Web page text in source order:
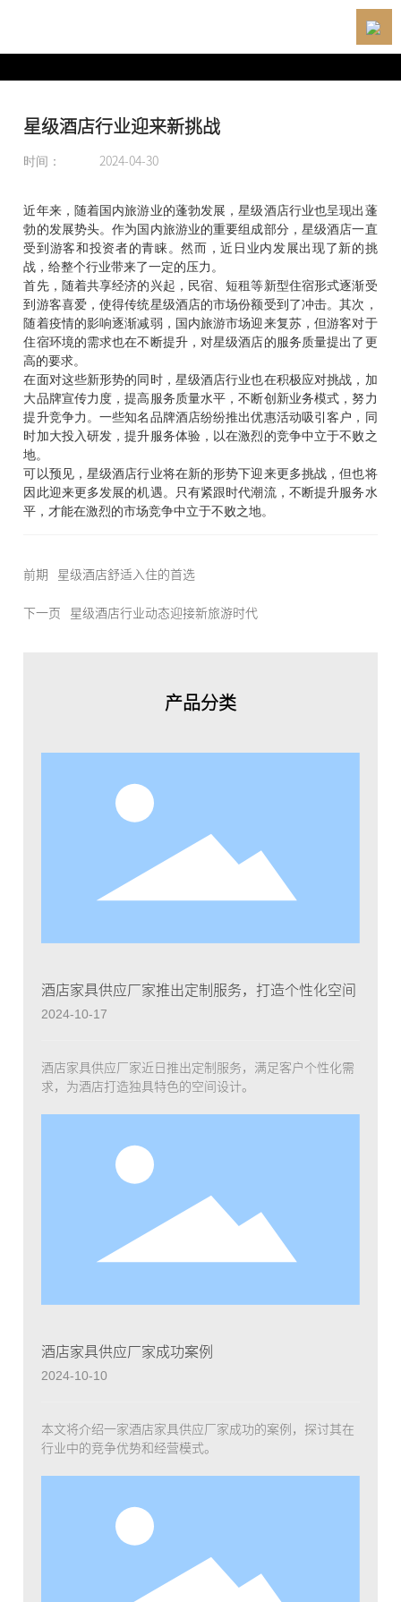
品牌介绍
产品中心
案例项目
新闻资讯
下载专区
联系我们
语言 
星级酒店行业迎来新挑战
时间： 2024-04-30
近年来，随着国内旅游业的蓬勃发展，星级酒店行业也呈现出蓬
勃的发展势头。作为国内旅游业的重要组成部分，星级酒店一直
受到游客和投资者的青睐。然而，近日业内发展出现了新的挑
战，给整个行业带来了一定的压力。
首先，随着共享经济的兴起，民宿、短租等新型住宿形式逐渐受
到游客喜爱，使得传统星级酒店的市场份额受到了冲击。其次，
随着疫情的影响逐渐减弱，国内旅游市场迎来复苏，但游客对于
住宿环境的需求也在不断提升，对星级酒店的服务质量提出了更
高的要求。
在面对这些新形势的同时，星级酒店行业也在积极应对挑战，加
大品牌宣传力度，提高服务质量水平，不断创新业务模式，努力
提升竞争力。一些知名品牌酒店纷纷推出优惠活动吸引客户，同
时加大投入研发，提升服务体验，以在激烈的竞争中立于不败之
地。
可以预见，星级酒店行业将在新的形势下迎来更多挑战，但也将
因此迎来更多发展的机遇。只有紧跟时代潮流，不断提升服务水
平，才能在激烈的市场竞争中立于不败之地。
前期 星级酒店舒适入住的首选
下一页 星级酒店行业动态迎接新旅游时代
产品分类
酒店家具供应厂家推出定制服务，打造个性化空间
2024-10-17
酒店家具供应厂家近日推出定制服务，满足客户个性化需
求，为酒店打造独具特色的空间设计。
酒店家具供应厂家成功案例
2024-10-10
本文将介绍一家酒店家具供应厂家成功的案例，探讨其在
行业中的竞争优势和经营模式。